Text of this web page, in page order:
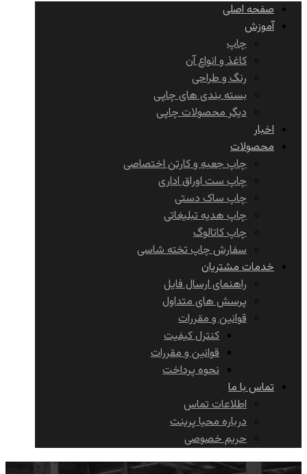
صفحه اصلی
آموزش
چاپ
کاغذ و انواع آن
رنگ و طراحی
بسته بندی های چاپی
دیگر محصولات چاپی
اخبار
محصولات
چاپ جعبه و کارتن اختصاصی
چاپ ست اوراق اداری
چاپ ساک دستی
چاپ هدیه تبلیغاتی
چاپ کاتالوگ
سفارش چاپ تخته شاسی
خدمات مشتریان
راهنمای ارسال فایل
پرسش های متداول
قوانین و مقررات
کنترل کیفیت
قوانین و مقررات
نحوه پرداخت
تماس با ما
اطلاعات تماس
درباره محیا پرینت
حریم خصوصی